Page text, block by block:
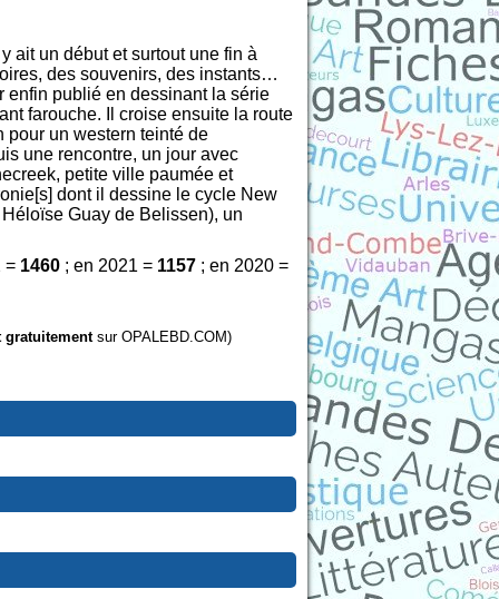
ait un début et surtout une fin à
des souvenirs, des instants…
enfin publié en dessinant la série
farouche. Il croise ensuite la route
pour un western teinté de
une rencontre, un jour avec
petite ville paumée et
dont il dessine le cycle New
Guay de Belissen), un
= 1460 ; en 2021 = 1157 ; en 2020 =
sur OPALEBD.COM)